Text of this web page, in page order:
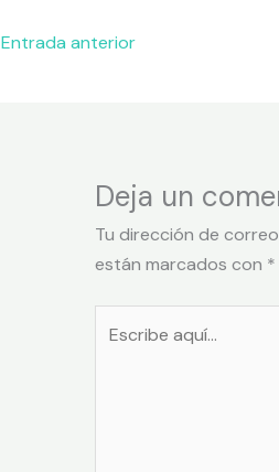
Entrada anterior
Deja un
Tu dirección de
están marcados con *